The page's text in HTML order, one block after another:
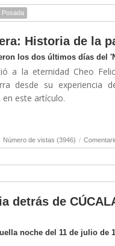
Historia de la
los dos últimos días del
a la eternidad Cheo
desde su experiencia
este artículo.
Número de vistas (3946) /
detrás de
noche del 11 de julio de